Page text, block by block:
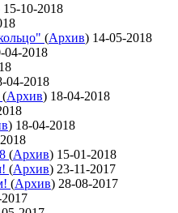
15-10-2018
(Архив) 14-05-2018
04-2018
04-2018
(Архив) 18-04-2018
) 18-04-2018
(Архив) 15-01-2018
(Архив) 23-11-2017
(Архив) 28-08-2017